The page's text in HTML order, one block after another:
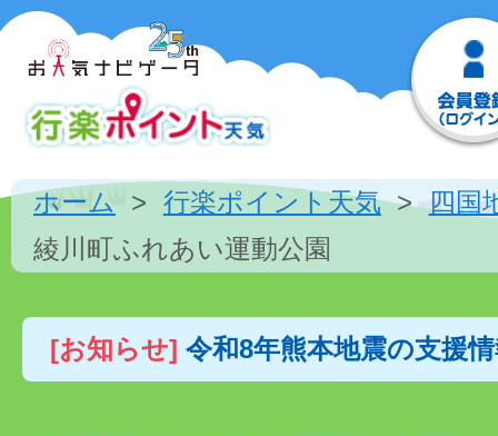
ホーム 行楽ポイント天気
四国
綾川町ふれあい運動公園
[お知らせ] 令和8年熊本地震の支援